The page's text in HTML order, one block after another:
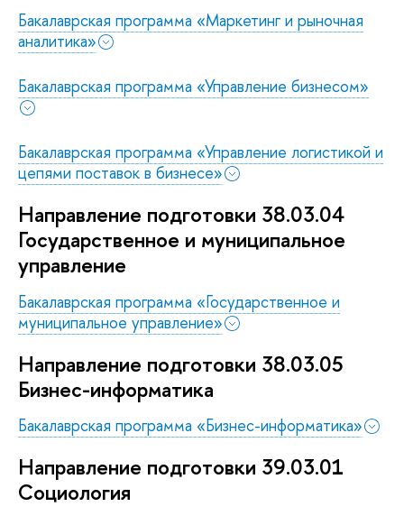
Бакалаврская программа «Маркетинг и рыночная
аналитика»
Бакалаврская программа «Управление бизнесом»
Бакалаврская программа «Управление логистикой и
цепями поставок в бизнесе»
Направление подготовки 38.03.04
Государственное и муниципальное
управление
Бакалаврская программа «Государственное и
муниципальное управление»
Направление подготовки 38.03.05
Бизнес-информатика
Бакалаврская программа «Бизнес-информатика»
Направление подготовки 39.03.01
Социология